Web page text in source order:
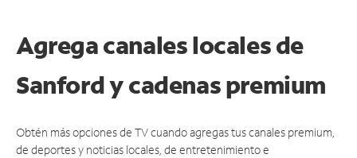
Agrega canales locales de
Sanford y cadenas premium
Obtén más opciones de TV cuando agregas tus canales premium,
de deportes y noticias locales, de entretenimiento e